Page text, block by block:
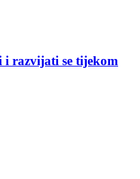
i razvijati se tijekom